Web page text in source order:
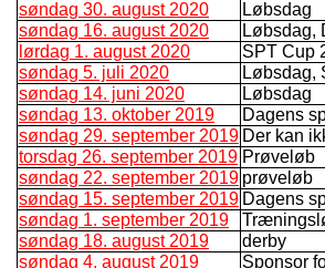
søndag 30. august 2020
Løbsdag
søndag 16. august 2020
Løbsdag,
lørdag 1. august 2020
SPT Cup
søndag 5. juli 2020
Løbsdag,
søndag 14. juni 2020
Løbsdag
søndag 13. oktober 2019
Dagens
søndag 29. september 2019 Der kan
torsdag 26. september 2019 Prøveløb
søndag 22. september 2019 prøveløb
søndag 15. september 2019 Dagens
søndag 1. september 2019
søndag 18. august 2019
derby
søndag 4. august 2019
Sponsor